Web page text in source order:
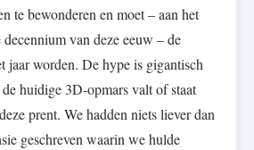
te bewonderen en moet – aan het
decennium van deze eeuw – de
jaar worden. De hype is gigantisch
huidige 3D-opmars valt of staat
prent. We hadden niets liever dan
geschreven waarin we hulde